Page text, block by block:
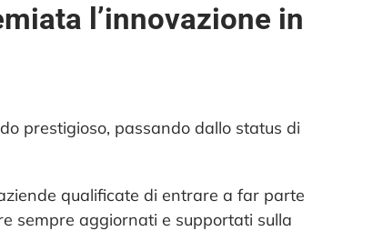
l’innovazione in
prestigioso, passando dallo status di
qualificate di entrare a far parte
sempre aggiornati e supportati sulla